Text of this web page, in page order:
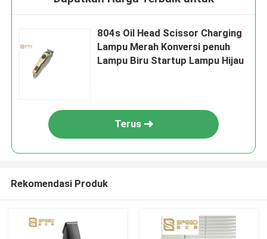
804s Oil Head Scissor Charging
Lampu Merah Konversi penuh
Lampu Biru Startup Lampu Hijau
Terus
Rekomendasi Produk